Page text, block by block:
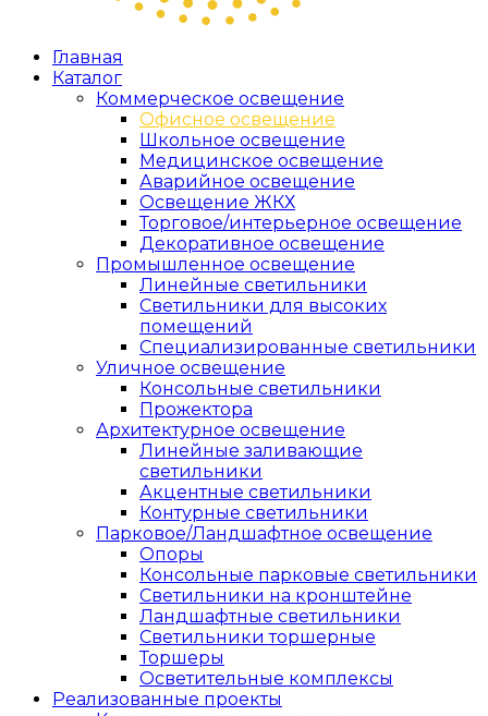
Главная
Каталог
Коммерческое освещение
Офисное освещение
Школьное освещение
Медицинское освещение
Аварийное освещение
Освещение ЖКХ
Торговое/интерьерное освещение
Декоративное освещение
Промышленное освещение
Линейные светильники
Светильники для высоких
помещений
Специализированные светильники
Уличное освещение
Консольные светильники
Прожектора
Архитектурное освещение
Линейные заливающие
светильники
Акцентные светильники
Контурные светильники
Парковое/Ландшафтное освещение
Опоры
Консольные парковые светильники
Светильники на кронштейне
Ландшафтные светильники
Светильники торшерные
Торшеры
Осветительные комплексы
Реализованные проекты